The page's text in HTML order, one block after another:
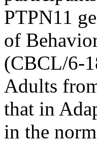
PTPN11
of
(CBCL/6-
Adults
that in
in the